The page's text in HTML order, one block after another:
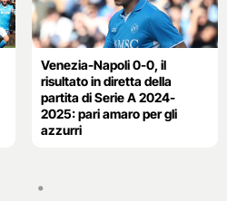
Venezia-Napoli 0-0, il
risultato in diretta della
partita di Serie A 2024-
2025: pari amaro per gli
azzurri